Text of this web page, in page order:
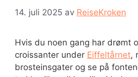
14. juli 2025 av ReiseKroken
Hvis du noen gang har drømt
croissanter under Eiffeltårnet,
brosteinsgater og se på